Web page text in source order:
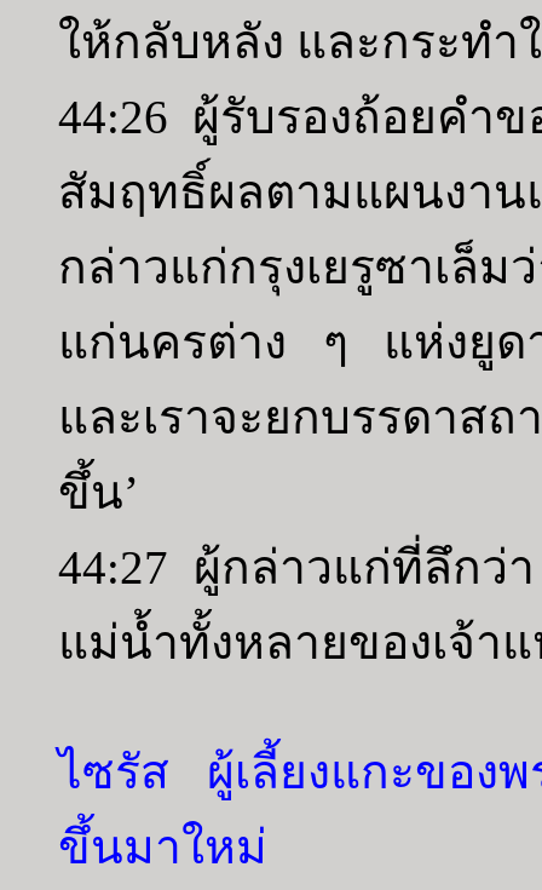
ให้กลับหลัง และกระทำ
44:26 ผู้รับรองถ้อยคำ
สัมฤทธิ์ผลตามแผนงา
กล่าวแก่กรุงเยรูซาเล็
แก่นครต่าง ๆ แห่งยูด
และเราจะยกบรรดาส
ขึ้น’
44:27 ผู้กล่าวแก่ที่ลึกว่
แม่น้ำทั้งหลายของเจ้าแ
ไซรัส ผู้เลี้ยงแกะของพ
ขึ้นมาใหม่